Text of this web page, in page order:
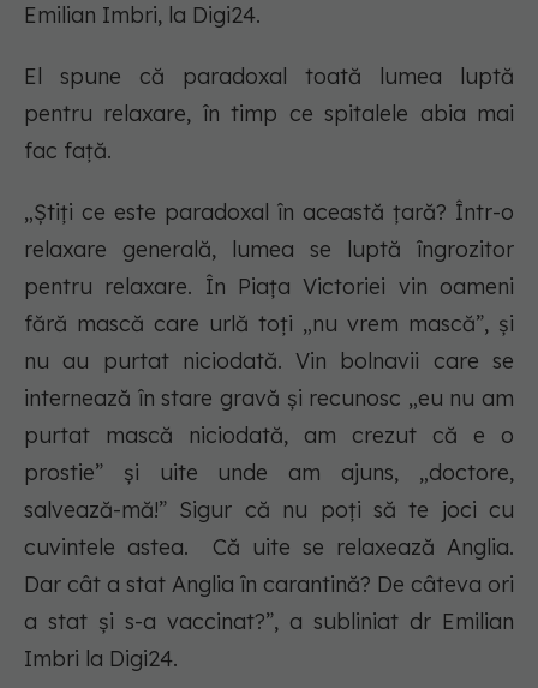
Emilian Imbri, la Digi24.
El spune că paradoxal toată lumea luptă
pentru relaxare, în timp ce spitalele abia mai
fac față.
„Știți ce este paradoxal în această țară? Într-o
relaxare generală, lumea se luptă îngrozitor
pentru relaxare. În Piaţa Victoriei vin oameni
fără mască care urlă toți „nu vrem mască”, și
nu au purtat niciodată. Vin bolnavii care se
internează în stare gravă și recunosc „eu nu am
purtat mască niciodată, am crezut că e o
prostie” și uite unde am ajuns, „doctore,
salvează-mă!” Sigur că nu poți să te joci cu
cuvintele astea. Că uite se relaxează Anglia.
Dar cât a stat Anglia în carantină? De câteva ori
a stat și s-a vaccinat?”, a subliniat dr Emilian
Imbri la Digi24.